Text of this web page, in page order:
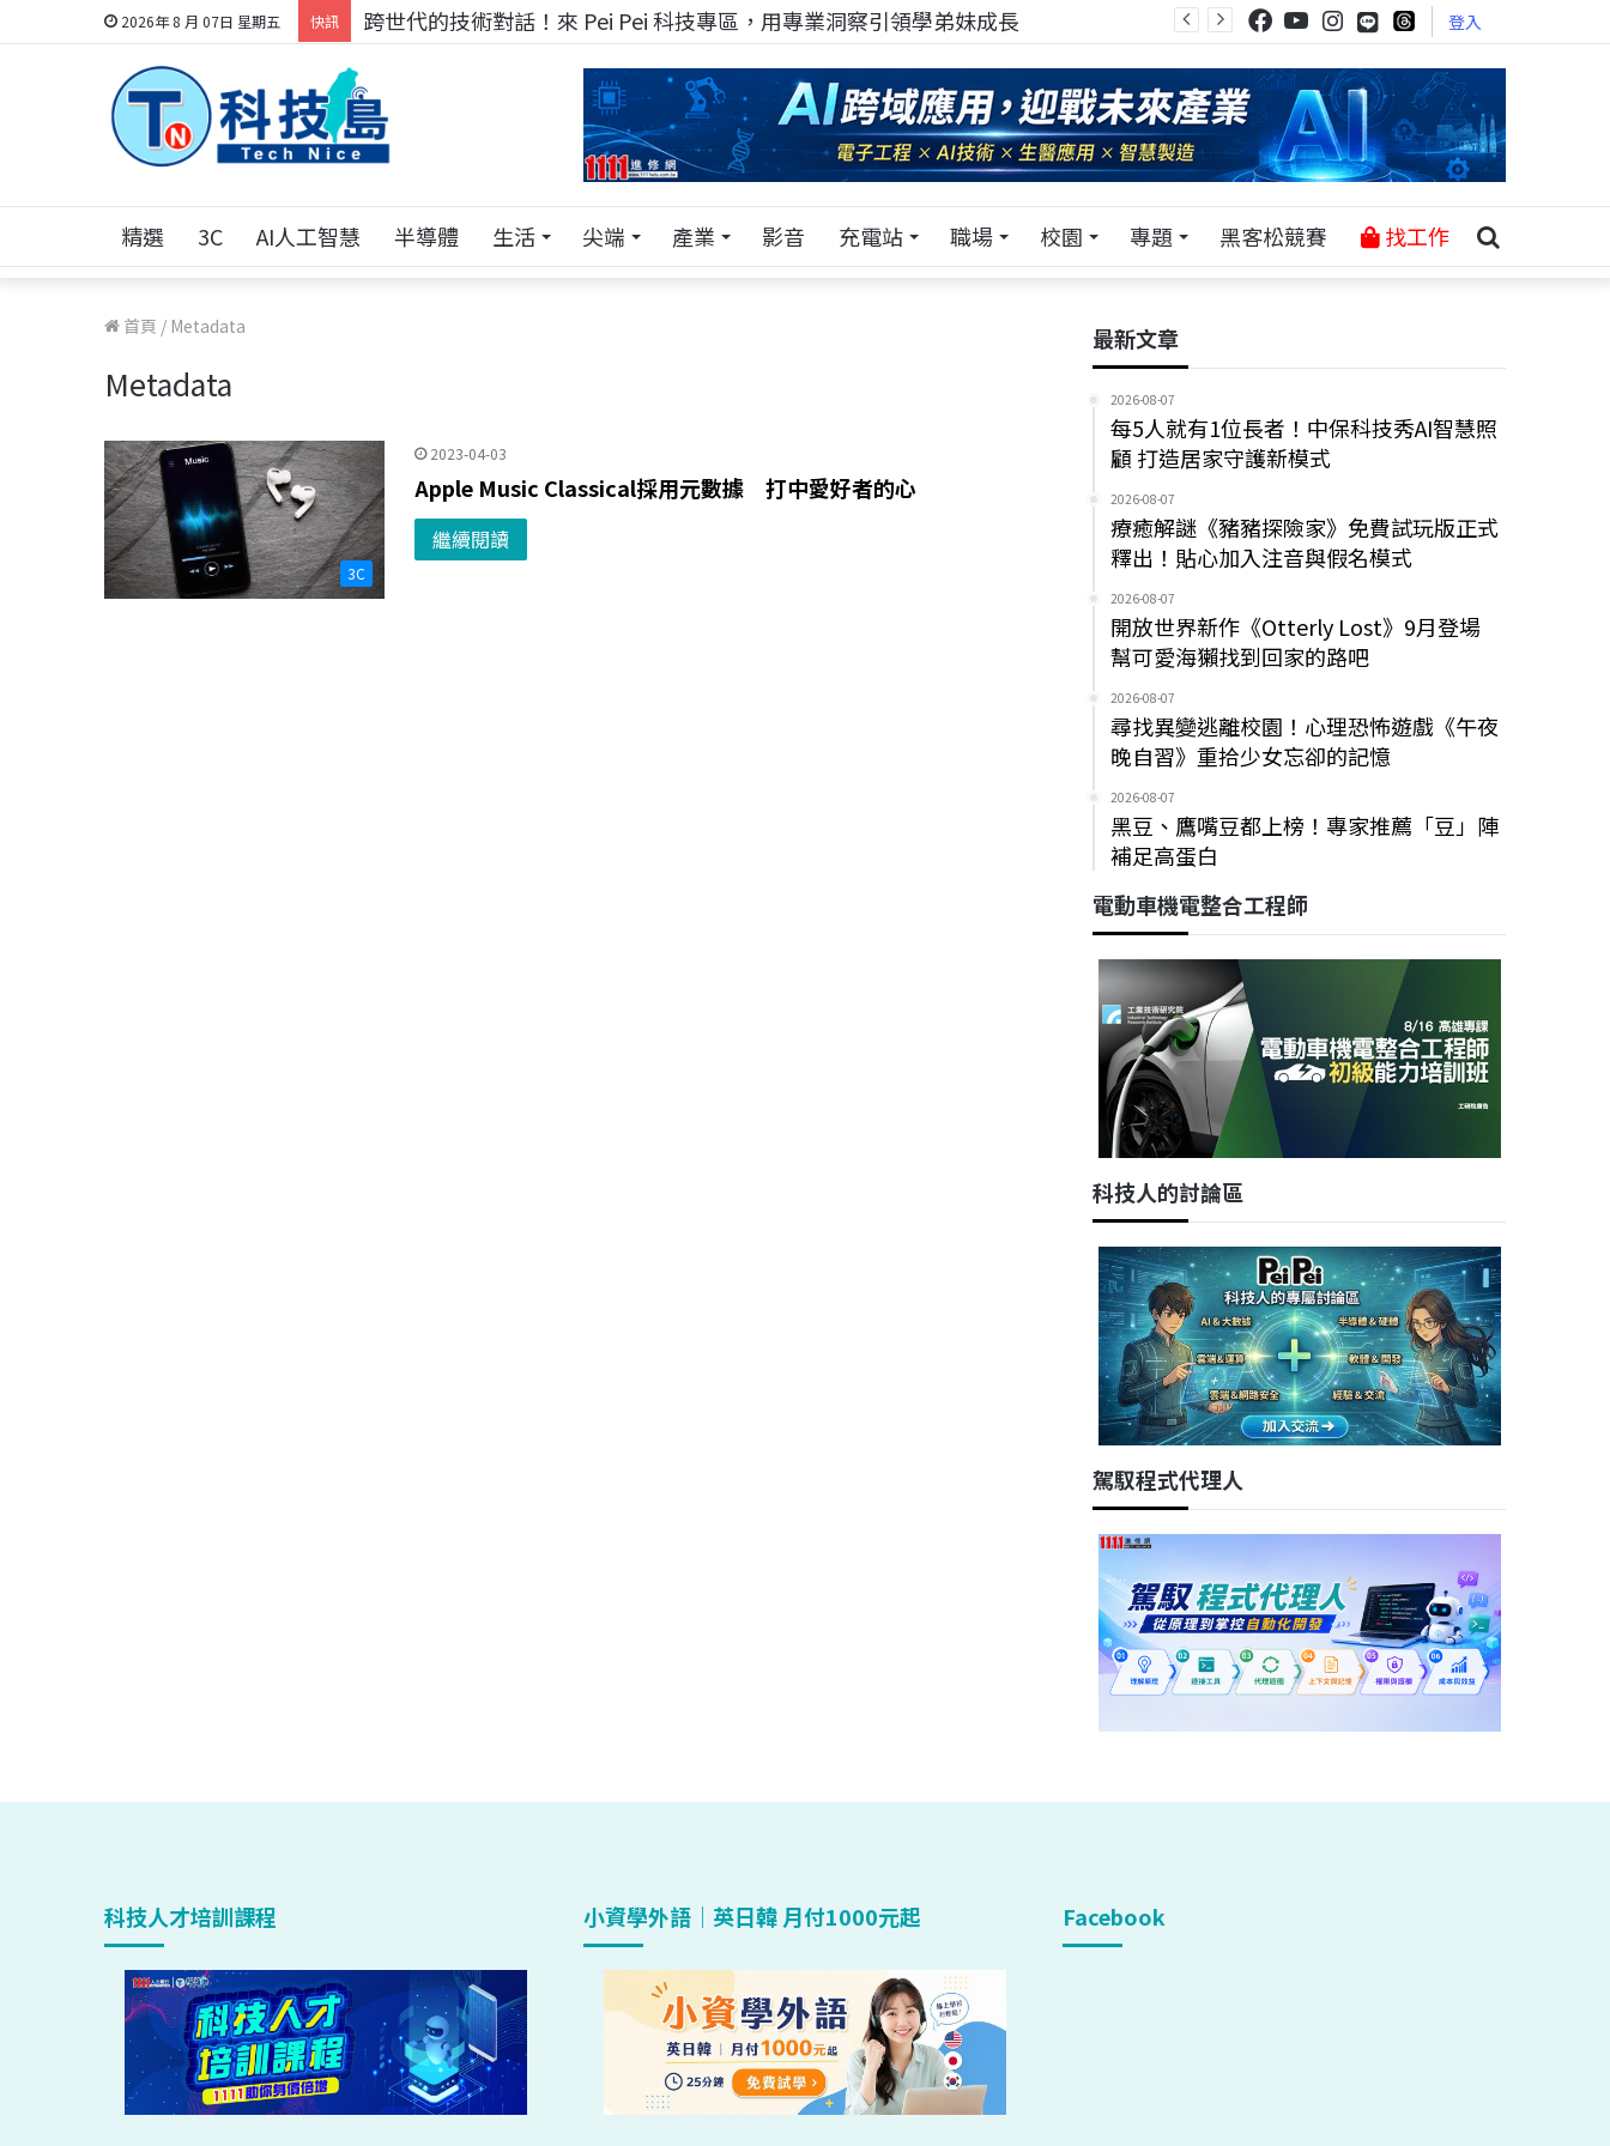
2026年 8 月 07日 星期五 快訊 跨世代的技術對話！來 Pei Pei 科技專區，用專業洞察引領學弟妹成長 登入
精選 3C AI人工智慧 半導體 生活 尖端 產業 影音 充電站 職場 校園 專題 黑客松競賽 找工作
首頁 / Metadata
Metadata
3C
2023-04-03
Apple Music Classical採用元數據 打中愛好者的心
繼續閱讀
最新文章
2026-08-07
每5人就有1位長者！中保科技秀AI智慧照
顧 打造居家守護新模式
2026-08-07
療癒解謎《豬豬探險家》免費試玩版正式
釋出！貼心加入注音與假名模式
2026-08-07
開放世界新作《Otterly Lost》9月登場
幫可愛海獺找到回家的路吧
2026-08-07
尋找異變逃離校園！心理恐怖遊戲《午夜
晚自習》重拾少女忘卻的記憶
2026-08-07
黑豆、鷹嘴豆都上榜！專家推薦「豆」陣
補足高蛋白
電動車機電整合工程師
科技人的討論區
駕馭程式代理人
科技人才培訓課程 小資學外語｜英日韓 月付1000元起 Facebook